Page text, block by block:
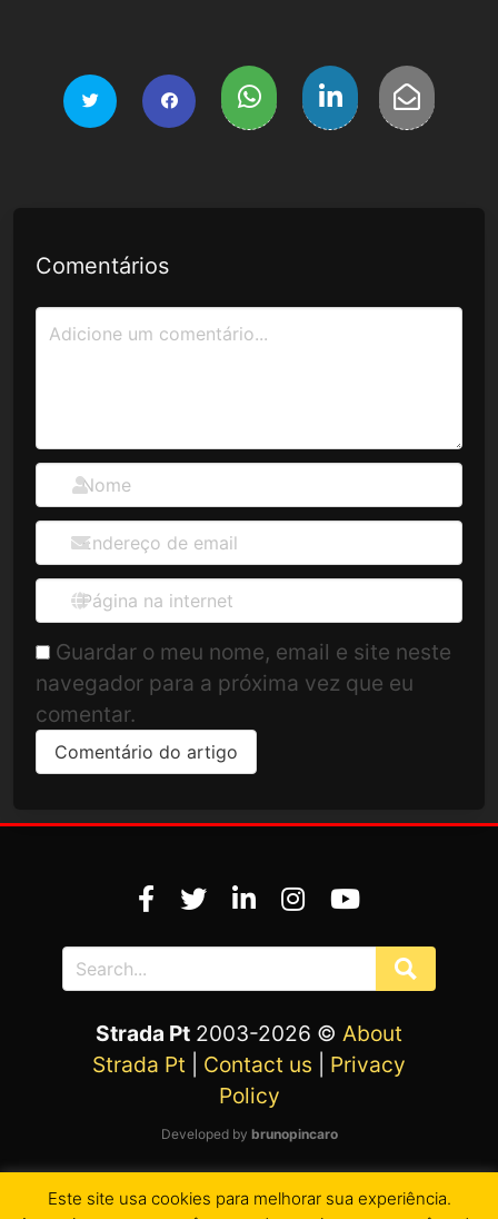
Comentários
Guardar o meu nome, email e site neste
navegador para a próxima vez que eu
comentar.
Este site usa cookies para melhorar sua experiência.
Strada Pt 2003-2026 © About
Strada Pt
Contact us
Privacy
Policy
Developed by brunopincaro